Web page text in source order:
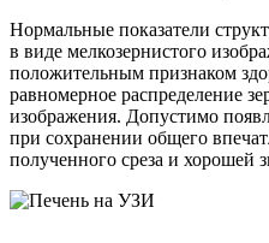
Нормальные показатели
в виде мелкозернистого
положительным признаком
равномерное распределение
изображения. Допустимо
при сохранении общего
полученного среза и хорошей